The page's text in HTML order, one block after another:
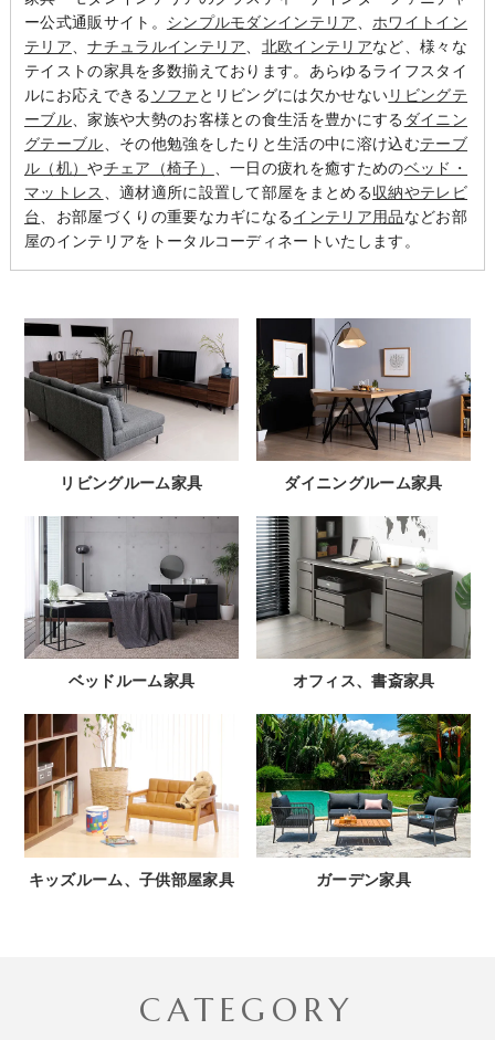
ー公式通販サイト。 シンプルモダンインテリア
ホワイトイン
テリア 、ナチュラルインテリア 北欧インテリアなど、様々な
テイストの家具を多数揃えております。あらゆるライフスタイ
ルにお応えできる ソファ とリビングには欠かせないリビングテ
ーブル、家族や大勢のお客様との食生活を豊かにする ダイニン
グテーブル 、その他勉強をしたりと生活の中に溶け込むテーブ
ル（机）やチェア（椅子） 、一日の疲れを癒すためのベッド・
マットレス
、適材適所に設置して部屋をまとめる収納やテレビ
台 、お部屋づくりの重要なカギになるインテリア用品などお部
屋のインテリアをトータルコーディネートいたします。
リビングルーム家具 ダイニングルーム家具
ベッドルーム家具 オフィス、書斎家具
キッズルーム、子供部屋家具 ガーデン家具
CATEGORY